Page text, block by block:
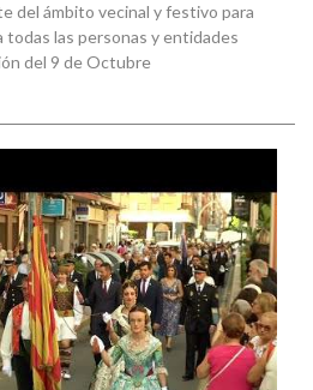
del ámbito vecinal y festivo para
todas las personas y entidades
del 9 de Octubre